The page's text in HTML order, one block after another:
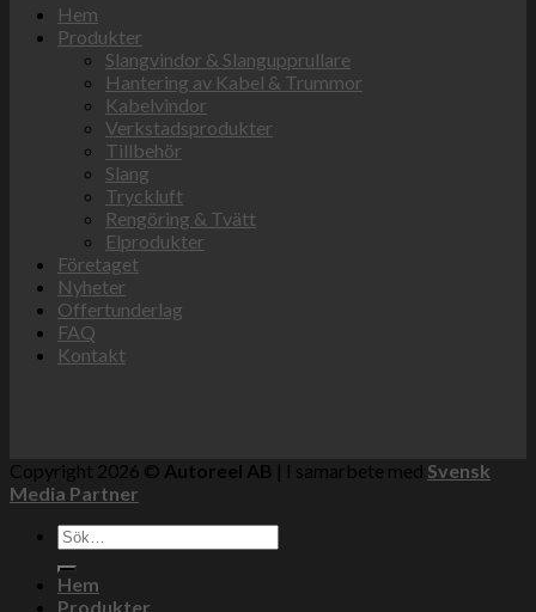
Hem
Produkter
Slangvindor & Slangupprullare
Hantering av Kabel & Trummor
Kabelvindor
Verkstadsprodukter
Tillbehör
Slang
Tryckluft
Rengöring & Tvätt
Elprodukter
Företaget
Nyheter
Offertunderlag
FAQ
Kontakt
Copyright 2026 © Autoreel AB | I samarbete med Svensk
Media Partner
Sök
efter:
Hem
Produkter